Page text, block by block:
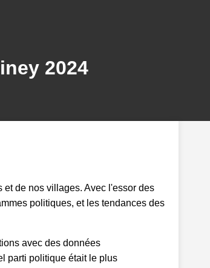
2024
de nos villages. Avec l'essor des
politiques, et les tendances des
avec des données
parti politique était le plus